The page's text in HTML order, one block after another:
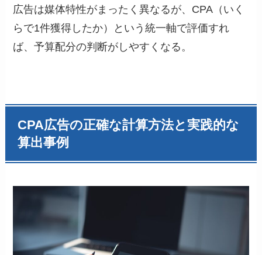
広告は媒体特性がまったく異なるが、CPA（いく
らで1件獲得したか）という統一軸で評価すれ
ば、予算配分の判断がしやすくなる。
CPA広告の正確な計算方法と実践的な
算出事例